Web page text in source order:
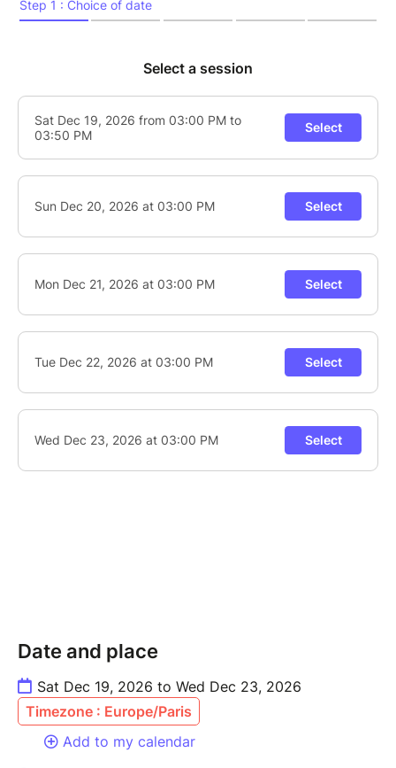
Date and place
Sat Dec 19, 2026 to Wed Dec 23, 2026
Timezone : Europe/Paris
Add to my calendar